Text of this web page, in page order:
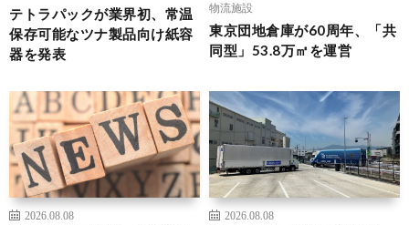
テトラパックが業界初、常温
保存可能なツナ製品向け紙容
器を発表
物流施設
東京団地倉庫が60周年、「共
同型」53.8万㎡を運営
2026.08.08
2026.08.08